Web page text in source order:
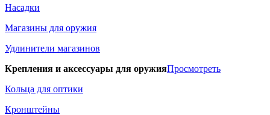
Насадки
Магазины для оружия
Удлинители магазинов
Крепления и аксессуары для оружияПросмотреть
Кольца для оптики
Кронштейны